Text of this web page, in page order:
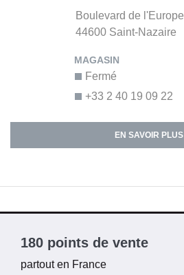
Boulevard de l'Europe
44600 Saint-Nazaire
+33 2 40 19 09 22
Fermé
EN SAVOIR PLUS
180 points de vente
partout en France